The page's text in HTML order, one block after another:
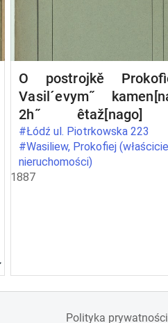
O postrojkě
Vasil´evym˝
2h˝ êtaž[nago]
trempelem˝ žilago
pod No 698
Petrokovskoj ul[ice]
g[orode] Lodzi
#Łódź ul. Piotrkowska 223
#Wasiliew, Prokofiej
nieruchomości)
1887
Polityka prywatności